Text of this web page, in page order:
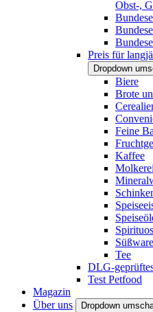
Obst-,
Preis für
Dropdown
Biere
Brote
Feine
Kaffee
Tee
DLG-
Test Petfood
Magazin
Über uns
Dropdown